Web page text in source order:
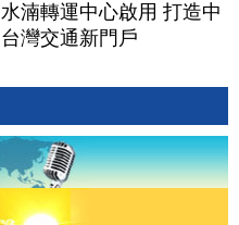
水湳轉運中心啟用 打造中
台灣交通新門戶